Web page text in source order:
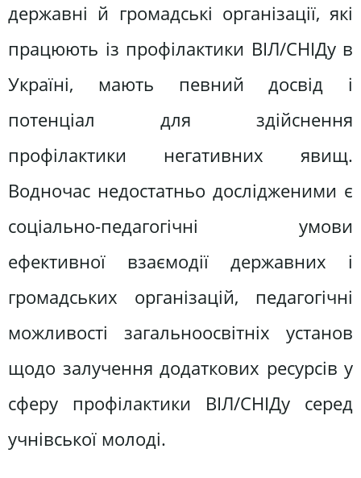
державні й громадські організації, які
працюють із профілактики ВІЛ/СНІДу в
Україні, мають певний досвід і
потенціал для здійснення
профілактики негативних явищ.
Водночас недостатньо дослідженими є
соціально-педагогічні умови
ефективної взаємодії державних і
громадських організацій, педагогічні
можливості загальноосвітніх установ
щодо залучення додаткових ресурсів у
сферу профілактики ВІЛ/СНІДу серед
учнівської молоді.